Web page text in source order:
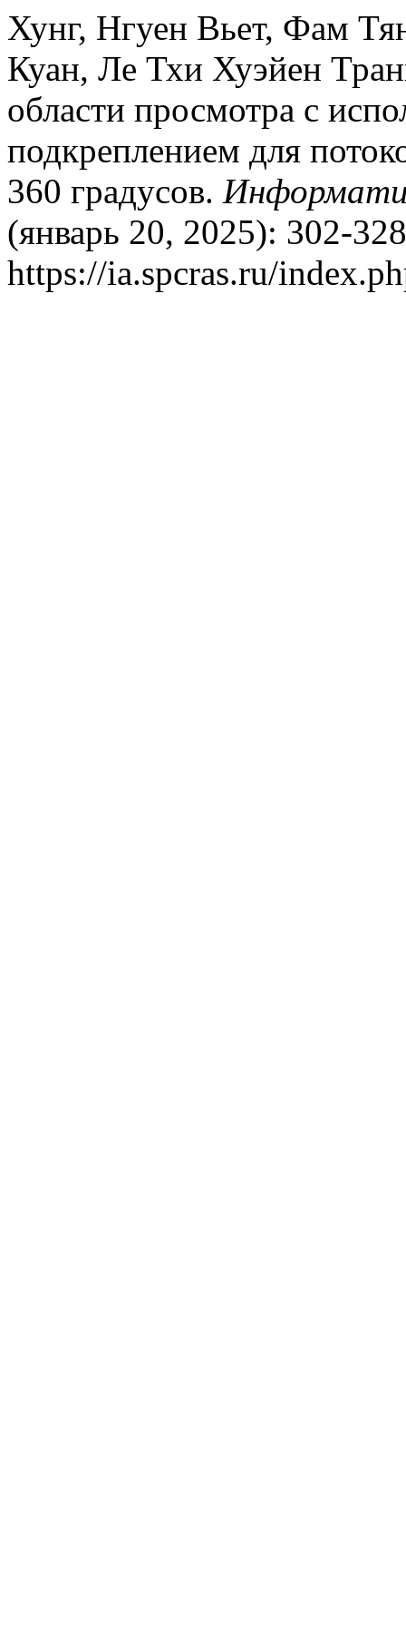
Хунг, Нгуен Вьет, Фам
Куан, Ле Тхи Хуэйен
области просмотра с
подкреплением для
360 градусов.
(январь 20, 2025): 302-
https://ia.spcras.ru/